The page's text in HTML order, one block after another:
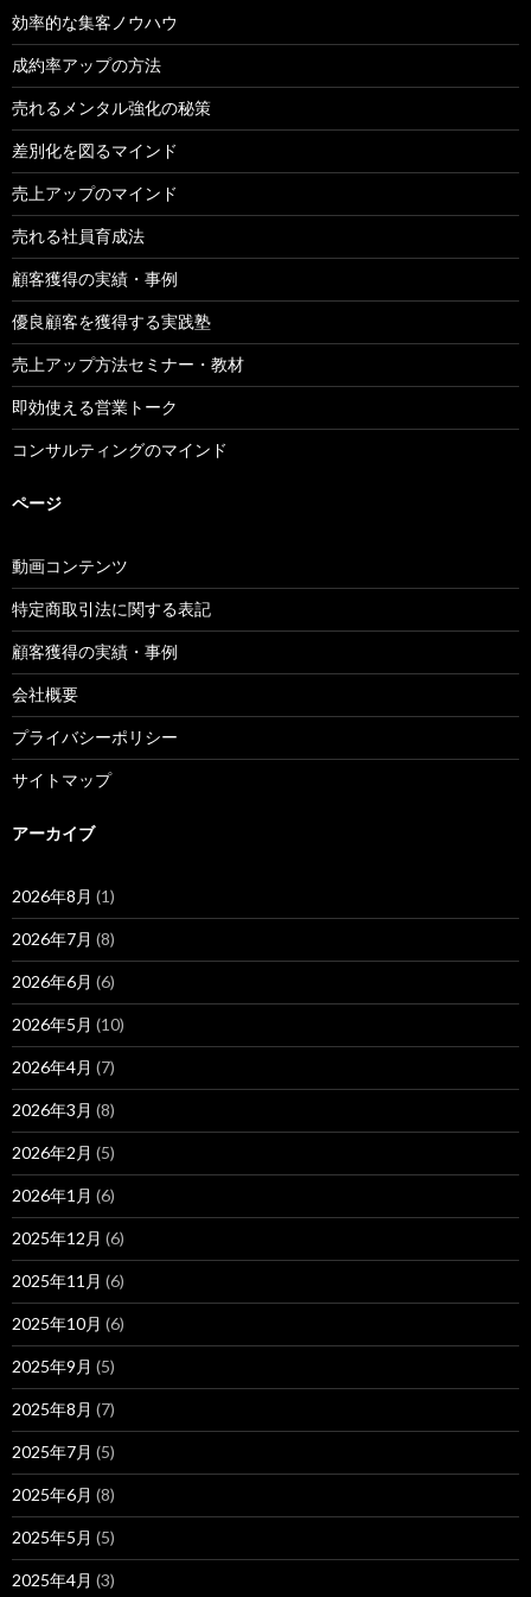
効率的な集客ノウハウ
成約率アップの方法
売れるメンタル強化の秘策
差別化を図るマインド
売上アップのマインド
売れる社員育成法
顧客獲得の実績・事例
優良顧客を獲得する実践塾
売上アップ方法セミナー・教材
即効使える営業トーク
コンサルティングのマインド
ページ
動画コンテンツ
特定商取引法に関する表記
顧客獲得の実績・事例
会社概要
プライバシーポリシー
サイトマップ
アーカイブ
2026年8月 (1)
2026年7月 (8)
2026年6月 (6)
2026年5月 (10)
2026年4月 (7)
2026年3月 (8)
2026年2月 (5)
2026年1月 (6)
2025年12月 (6)
2025年11月 (6)
2025年10月 (6)
2025年9月 (5)
2025年8月 (7)
2025年7月 (5)
2025年6月 (8)
2025年5月 (5)
2025年4月 (3)